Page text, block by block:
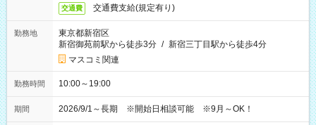
交通費 交通費支給(規定有り)
勤務地
東京都新宿区
新宿御苑前駅から徒歩3分 / 新宿三丁目駅から徒歩4分
マスコミ関連
勤務時間 10:00～19:00
期間 2026/9/1～長期 ※開始日相談可能 ※9月～OK！